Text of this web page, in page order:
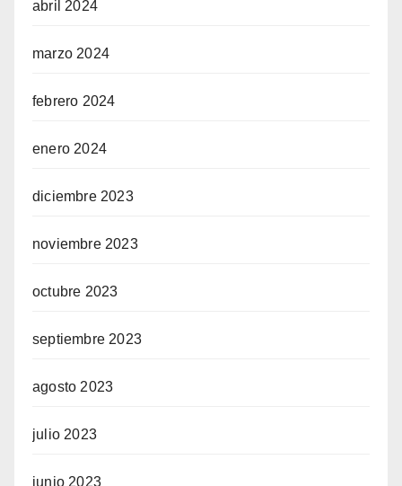
abril 2024
marzo 2024
febrero 2024
enero 2024
diciembre 2023
noviembre 2023
octubre 2023
septiembre 2023
agosto 2023
julio 2023
junio 2023